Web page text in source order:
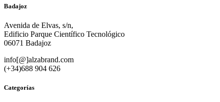
Badajoz
Avenida de Elvas, s/n,
Edificio Parque Científico Tecnológico
06071 Badajoz
info[@]alzabrand.com
(+34)688 904 626
Categorías